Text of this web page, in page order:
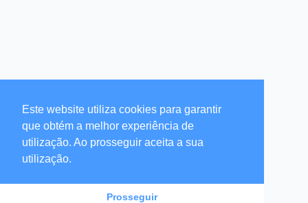
Este website utiliza cookies para garantir
que obtém a melhor experiência de
utilização. Ao prosseguir aceita a sua
utilização.
Prosseguir